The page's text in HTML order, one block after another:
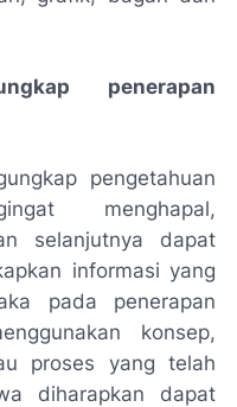
penerapan
pengetahuan
menghapal,
selanjutnya dapat
informasi yang
pada penerapan
konsep,
proses yang telah
diharapkan dapat